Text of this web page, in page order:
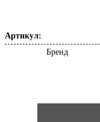
Артикул:
Бренд